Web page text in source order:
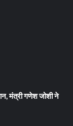
मंत्री गणेश जोशी ने